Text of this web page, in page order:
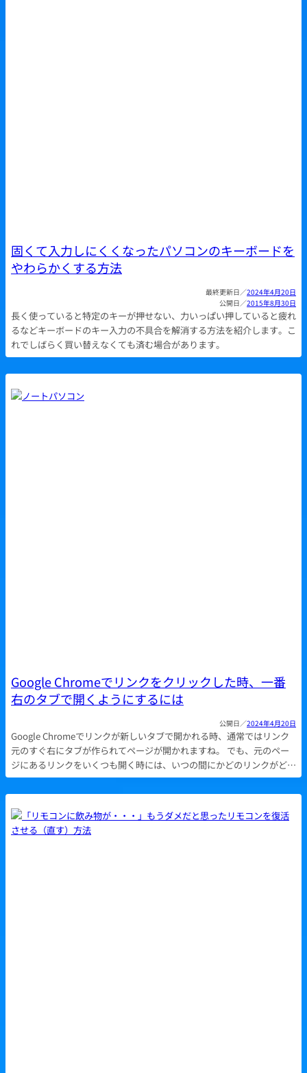
固くて入力しにくくなったパソコンのキーボードを
やわらかくする方法
2024年4月20日
2015年8月30日
長く使っていると特定のキーが押せない、力いっぱい押していると疲れ
るなどキーボードのキー入力の不具合を解消する方法を紹介します。こ
れでしばらく買い替えなくても済む場合があります。
Google Chromeでリンクをクリックした時、一番
右のタブで開くようにするには
2024年4月20日
Google Chromeでリンクが新しいタブで開かれる時、通常ではリンク
元のすぐ右にタブが作られてページが開かれますね。 でも、元のペー
ジにあるリンクをいくつも開く時には、いつの間にかどのリンクがど…